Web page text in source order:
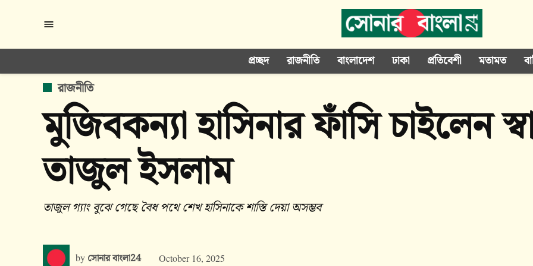
content
প্রচ্ছদ রাজনীতি বাংলাদেশ ঢাকা প্রতিবেশী মতামত
POSTED
IN
রাজনীতি
মুজিবকন্যা হাসিনার ফাঁসি চাইলেন
তাজুল ইসলাম
তাজুল গ্যাং বুঝে গেছে বৈধ পথে শেখ হাসিনাকে শাস্তি দেয়া অসম্ভব
by সোনার বাংলা24 October 16, 2025